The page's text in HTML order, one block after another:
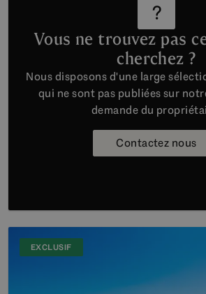
Vous ne trouvez pas
cherchez ?
Nous disposons d'une large
qui ne sont pas publiées sur
demande du
Contactez nous
EXCLUSIF